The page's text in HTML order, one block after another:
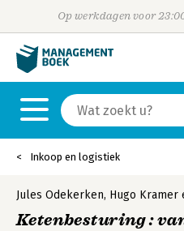
Op werkdagen voor
Inkoop en logistiek
Jules Odekerken, Hugo Kramer
Ketenbesturing :